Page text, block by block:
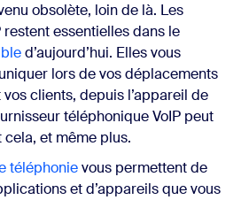
obsolète, loin de là. Les
essentielles dans le
d’aujourd’hui. Elles vous
lors de vos déplacements
clients, depuis l’appareil de
téléphonique VoIP peut
et même plus.
téléphonievous permettent de
et d’appareils que vous